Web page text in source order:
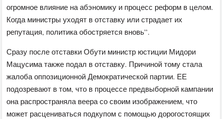
огромное влияние на абэномику и процесс реформ в целом.
Когда министры уходят в отставку или страдает их
репутация, политика обостряется вновь”.
Сразу после отставки Обути министр юстиции Мидори
Мацусима также подал в отставку. Причиной тому стала
жалоба оппозиционной Демократической партии. ЕЕ
подозревают в том, что в процессе предвыборной кампании
она распространяла веера со своим изображением, что
может расцениваться подкупом с помощью дорогостоящих